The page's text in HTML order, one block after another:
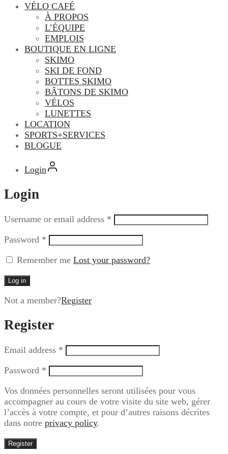
VÉLO CAFÉ
À PROPOS
L’ÉQUIPE
EMPLOIS
BOUTIQUE EN LIGNE
SKIMO
SKI DE FOND
BOTTES SKIMO
BÂTONS DE SKIMO
VÉLOS
LUNETTES
LOCATION
SPORTS+SERVICES
BLOGUE
Login
Login
Username or email address *
Password *
Remember me Lost your password?
Log in
Not a member?Register
Register
Email address *
Password *
Vos données personnelles seront utilisées pour vous
accompagner au cours de votre visite du site web, gérer
l’accès à votre compte, et pour d’autres raisons décrites
dans notre privacy policy.
Register